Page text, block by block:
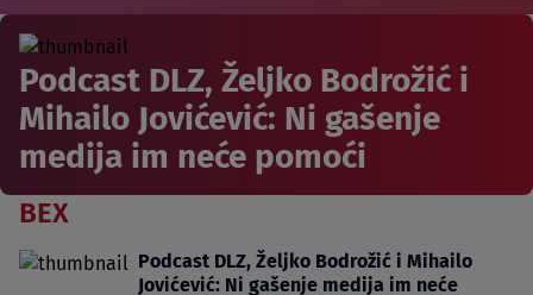
Podcast DLZ, Željko Bodrožić i
Mihailo Jovićević: Ni gašenje
medija im neće pomoći
BEX
Podcast DLZ, Željko Bodrožić i Mihailo
Jovićević: Ni gašenje medija im neće